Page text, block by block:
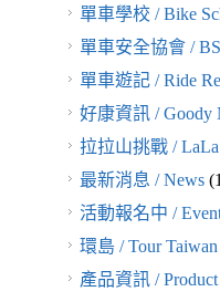
單車學校 / Bike
單車安全協會 /
單車遊記 / Ride
好康資訊 / Goody
拉拉山挑戰 / LaLa
最新消息 / News
活動報名中 /
環島 / Tour Taiwan
產品資訊 /